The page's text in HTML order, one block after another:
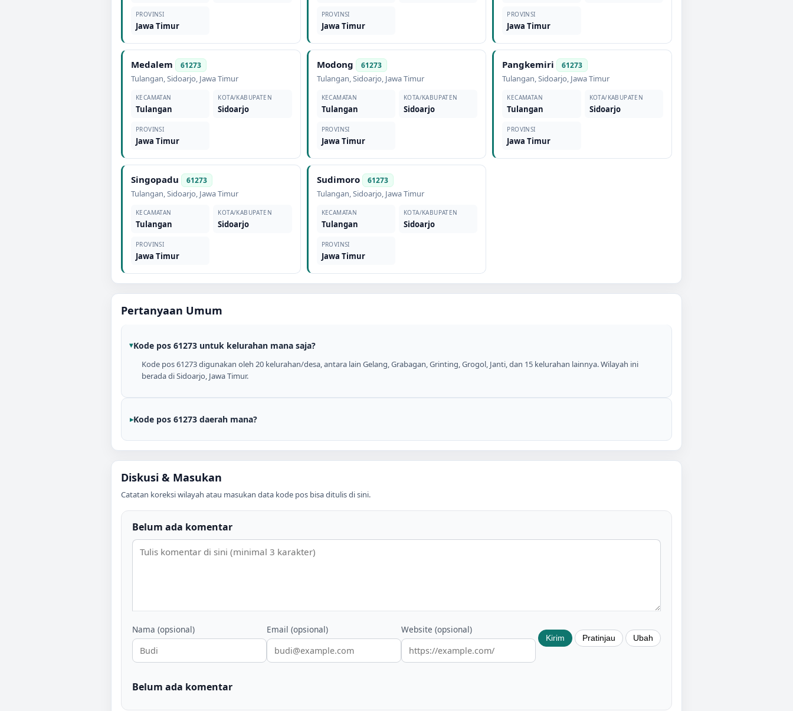
PROVINSI
Jawa Timur
PROVINSI
Jawa Timur
PROVINSI
Jawa Timur
Medalem 61273
Tulangan,Sidoarjo, Jawa Timur
KECAMATAN
Tulangan
KOTA/KABUPATEN
Sidoarjo
PROVINSI
Jawa Timur
Modong 61273
Tulangan,Sidoarjo, Jawa Timur
KECAMATAN
Tulangan
KOTA/KABUPATEN
Sidoarjo
PROVINSI
Jawa Timur
Pangkemiri 61273
Tulangan,Sidoarjo, Jawa Timur
KECAMATAN
Tulangan
KOTA/KABUPATEN
Sidoarjo
PROVINSI
Jawa Timur
Singopadu 61273
Tulangan,Sidoarjo, Jawa Timur
KECAMATAN
Tulangan
KOTA/KABUPATEN
Sidoarjo
PROVINSI
Jawa Timur
Sudimoro 61273
Tulangan,Sidoarjo, Jawa Timur
KECAMATAN
Tulangan
KOTA/KABUPATEN
Sidoarjo
PROVINSI
Jawa Timur
Pertanyaan Umum
Kode pos 61273 untuk kelurahan mana saja?
Kode pos 61273 digunakan oleh 20 kelurahan/desa, antara lain Gelang, Grabagan, Grinting, Grogol, Janti, dan 15 kelurahan lainnya. Wilayah ini
berada di Sidoarjo, Jawa Timur.
Kode pos 61273 daerah mana?
Diskusi & Masukan
Catatan koreksi wilayah atau masukan data kode pos bisa ditulis di sini.
Belum ada komentar
Nama (opsional) Email (opsional) Website (opsional)
Belum ada komentar